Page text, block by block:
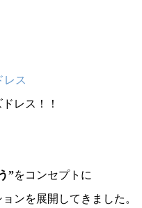
レス
レス！！
”をコンセプトに
ンを展開してきました。